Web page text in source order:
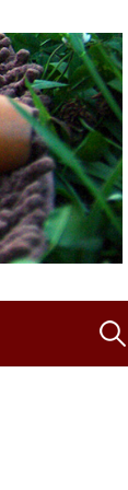
検